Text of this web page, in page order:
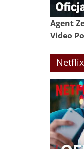
Agent
Video